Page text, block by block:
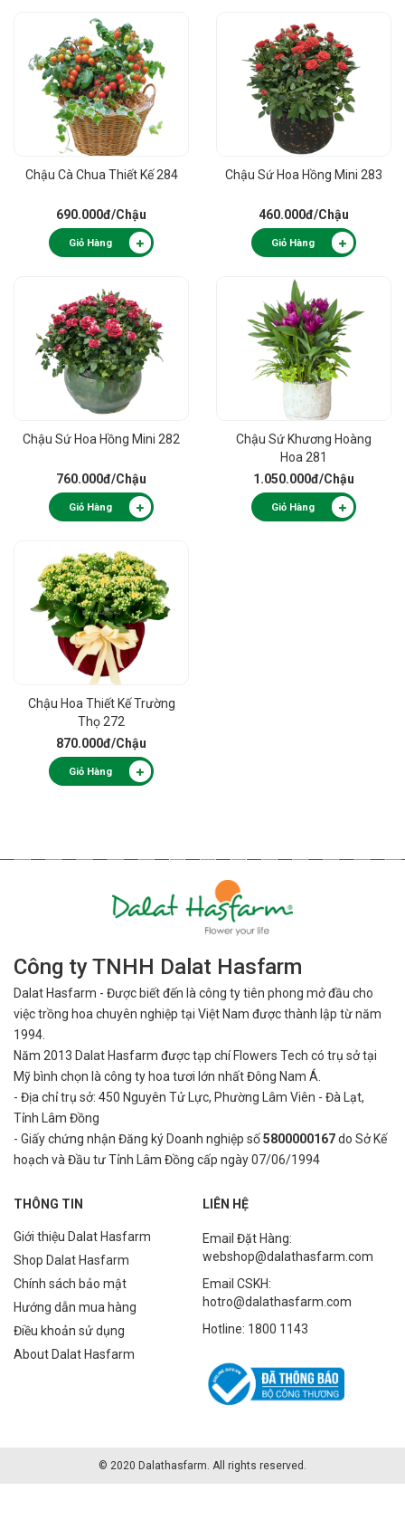
Chậu Cà Chua Thiết Kế 284
690.000đ/Chậu
Giỏ Hàng
Chậu Sứ Hoa Hồng Mini 283
460.000đ/Chậu
Giỏ Hàng
Chậu Sứ Hoa Hồng Mini 282
760.000đ/Chậu
Giỏ Hàng
Chậu Sứ Khương Hoàng
Hoa 281
1.050.000đ/Chậu
Giỏ Hàng
Chậu Hoa Thiết Kế Trường
Thọ 272
870.000đ/Chậu
Giỏ Hàng
Công ty TNHH Dalat Hasfarm
Dalat Hasfarm - Được biết đến là công ty tiên phong mở đầu cho
việctrồng hoa chuyên nghiệp tại Việt Nam được thành lập từ năm
1994.
Năm 2013 Dalat Hasfarm được tạp chí Flowers Tech có trụ sở tại
Mỹ bình chọn là công ty hoa tươi lớn nhất Đông Nam Á.
- Địa chỉ trụ sở: 450 Nguyên Tử Lực, Phường Lâm Viên - Đà Lạt,
Tỉnh Lâm Đồng
- Giấy chứng nhận Đăng ký Doanh nghiệp số5800000167do Sở Kế
hoạch và Đầu tư Tỉnh Lâm Đồng cấp ngày 07/06/1994
THÔNG TIN
Giới thiệu Dalat Hasfarm
Shop Dalat Hasfarm
Chính sách bảo mật
Hướng dẫn mua hàng
Điều khoản sử dụng
About Dalat Hasfarm
LIÊN HỆ
Email Đặt Hàng:
webshop@dalathasfarm.com
Email CSKH:
hotro@dalathasfarm.com
Hotline: 1800 1143
© 2020 Dalathasfarm. All rights reserved.